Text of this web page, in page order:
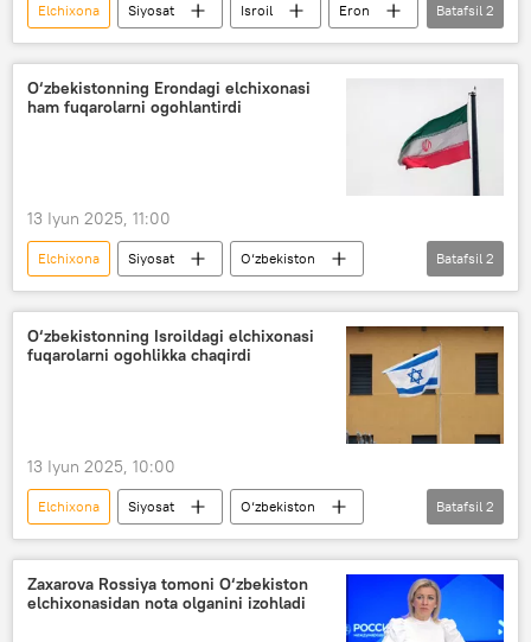
Elchixona Siyosat Isroil
Eron
O‘zbekiston
ogohlantirish
Batafsil 2
O‘zbekistonning Erondagi elchixonasi
ham fuqarolarni ogohlantirdi
13 Iyun 2025, 11:00
Elchixona Siyosat
O‘zbekiston
Eron
Isroil
Batafsil 2
O‘zbekistonning Isroildagi elchixonasi
fuqarolarni ogohlikka chaqirdi
13 Iyun 2025, 10:00
Elchixona Siyosat
O‘zbekiston
Isroil
Eron
Batafsil 2
Zaxarova Rossiya tomoni O‘zbekiston
elchixonasidan nota olganini izohladi